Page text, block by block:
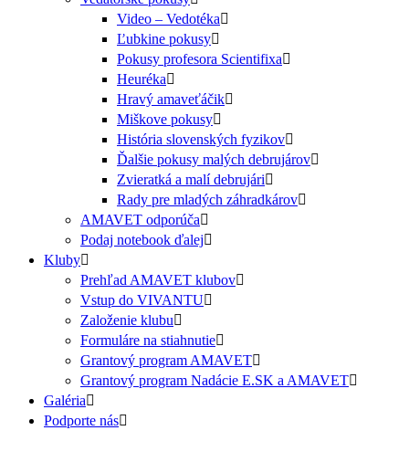
Video – Vedotéka
Ľubkine pokusy
Pokusy profesora Scientifixa
Heuréka
Hravý amaveťáčik
Miškove pokusy
História slovenských fyzikov
Ďalšie pokusy malých debrujárov
Zvieratká a malí debrujári
Rady pre mladých záhradkárov
AMAVET odporúča
Podaj notebook ďalej
Kluby
Prehľad AMAVET klubov
Vstup do VIVANTU
Založenie klubu
Formuláre na stiahnutie
Grantový program AMAVET
Grantový program Nadácie E.SK a AMAVET
Galéria
Podporte nás